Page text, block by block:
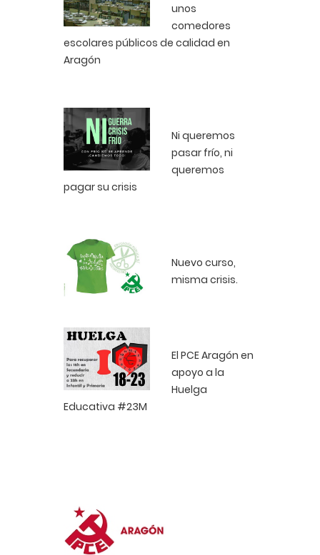
unos
comedores
escolares públicos de calidad en
Aragón
Ni queremos
pasar frío, ni
queremos
pagar su crisis
Nuevo curso,
misma crisis.
El PCE Aragón en
apoyo a la
Huelga
Educativa #23M